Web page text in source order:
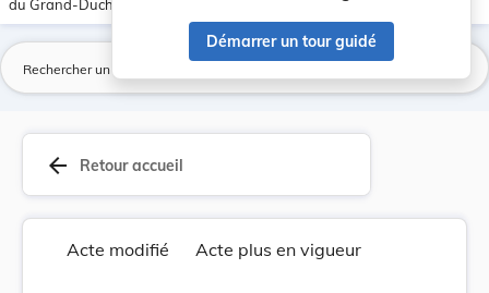
Démarrer un tour guidé
du Grand-Duché de Luxembourg
arrow_back Retour accueil
Acte modifié Acte plus en vigueur